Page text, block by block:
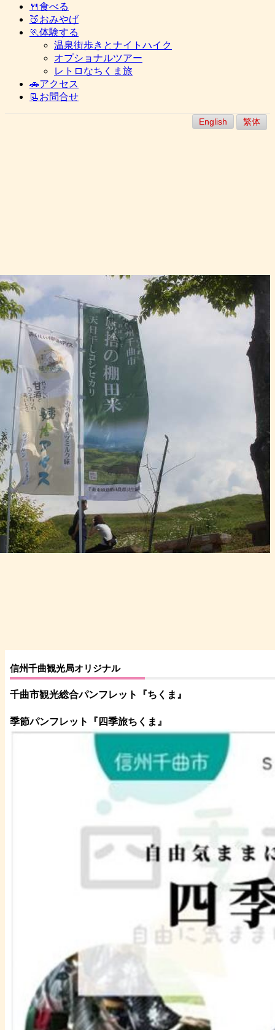
🍴食べる
🍑おみやげ
🏃体験する
温泉街歩きとナイトハイク
オプショナルツアー
レトロなちくま旅
🚗アクセス
📃お問合せ
English 繁体
信州千曲観光局オリジナル
千曲市観光総合パンフレット 『ちくま 』
季節パンフレット『四季旅ちくま』